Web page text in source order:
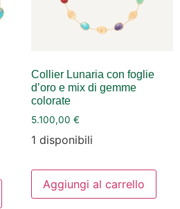
Collier Lunaria con foglie
d’oro e mix di gemme
colorate
5.100,00 €
1 disponibili
Aggiungi al carrello